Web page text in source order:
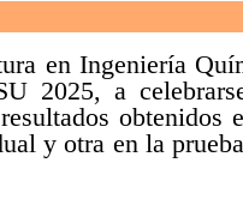
en Ingeniería
2025, a
obtenidos
y otra en la